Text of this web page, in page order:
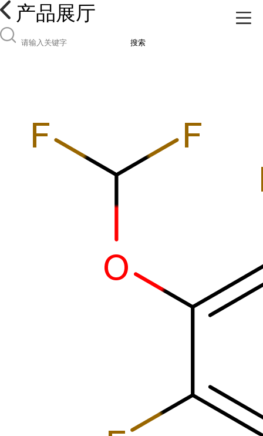
产品展厅
搜索